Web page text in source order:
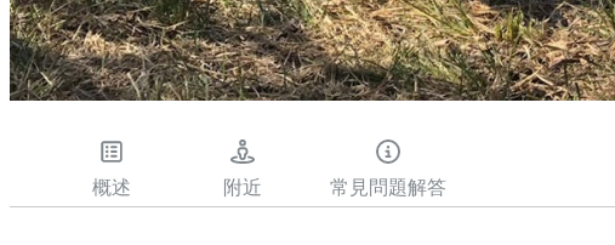
概述 附近 常見問題解答